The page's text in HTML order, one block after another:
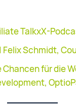
TalkxX-
Felix Schmidt,
für die